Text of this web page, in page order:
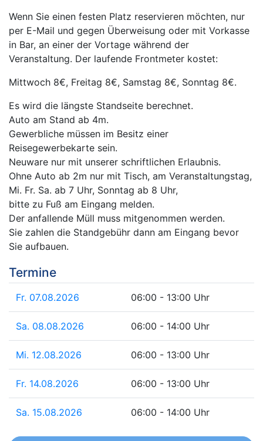
Wenn Sie einen festen Platz reservieren möchten, nur
per E-Mail und gegen Überweisung oder mit Vorkasse
in Bar, an einer der Vortage während der
Veranstaltung. Der laufende Frontmeter kostet:
Mittwoch 8€, Freitag 8€, Samstag 8€, Sonntag 8€.
Es wird die längste Standseite berechnet.
Auto am Stand ab 4m.
Gewerbliche müssen im Besitz einer
Reisegewerbekarte sein.
Neuware nur mit unserer schriftlichen Erlaubnis.
Ohne Auto ab 2m nur mit Tisch, am Veranstaltungstag,
Mi. Fr. Sa. ab 7 Uhr, Sonntag ab 8 Uhr,
bitte zu Fuß am Eingang melden.
Der anfallende Müll muss mitgenommen werden.
Sie zahlen die Standgebühr dann am Eingang bevor
Sie aufbauen.
Termine
Fr. 07.08.2026 06:00 - 13:00 Uhr
Sa. 08.08.2026 06:00 - 14:00 Uhr
Mi. 12.08.2026 06:00 - 13:00 Uhr
Fr. 14.08.2026 06:00 - 13:00 Uhr
Sa. 15.08.2026 06:00 - 14:00 Uhr